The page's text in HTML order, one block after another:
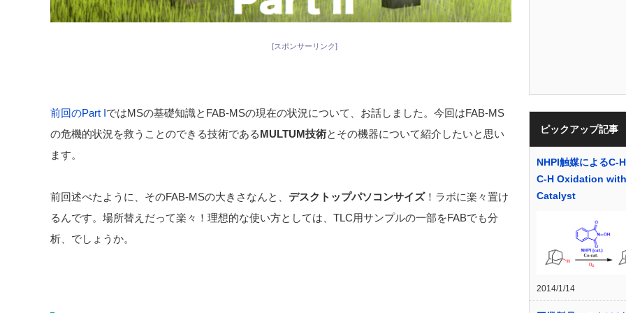
[スポンサーリンク]
前回のPart IではMSの基礎知識とFAB-MSの現在の状況について、お話しました。今回はFAB-MS
の危機的状況を救うことのできる技術であるMULTUM技術とその機器について紹介したいと思い
ます。
前回述べたように、そのFAB-MSの大きさなんと、 デスクトップパソコンサイズ！ラボに楽々置け
るんです。場所替えだって楽々！理想的な使い方としては、TLC用サンプルの一部をFABでも分
析、でしょうか。
ピックアップ記事
NHPI触媒によるC-
C-H Oxidation
Catalyst
2014/1/14